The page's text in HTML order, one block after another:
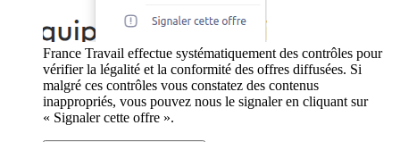
France Travail effectue systématiquement des contrôles pour
vérifier la légalité et la conformité des offres diffusées. Si
malgré ces contrôles vous constatez des contenus
inappropriés, vous pouvez nous le signaler en cliquant sur
« Signaler cette offre ».